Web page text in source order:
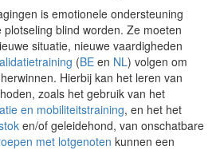
is emotionele ondersteuning
blind worden. Ze moeten
situatie, nieuwe vaardigheden
(BE en NL) volgen om
Hierbij kan het leren van
zoals het gebruik van het
en mobiliteitstraining, en het het
en/of geleidehond, van onschatbare
met lotgenoten kunnen een